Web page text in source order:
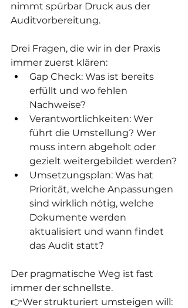
nimmt spürbar Druck aus der
Auditvorbereitung.
Drei Fragen, die wir in der Praxis
immer zuerst klären:
Gap Check: Was ist bereits
erfüllt und wo fehlen
Nachweise?
Verantwortlichkeiten: Wer
führt die Umstellung? Wer
muss intern abgeholt oder
gezielt weitergebildet werden?
Umsetzungsplan: Was hat
Priorität, welche Anpassungen
sind wirklich nötig, welche
Dokumente werden
aktualisiert und wann findet
das Audit statt?
Der pragmatische Weg ist fast
immer der schnellste.
👉Wer strukturiert umsteigen will: